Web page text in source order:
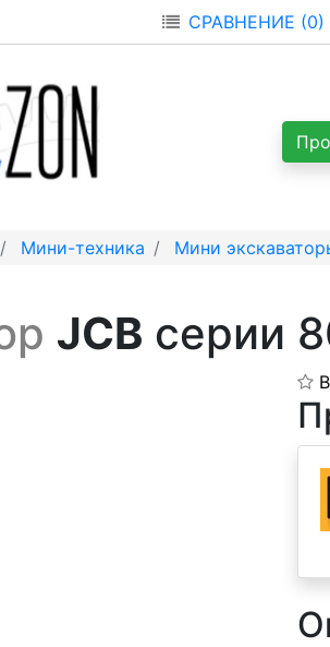
СРАВНЕНИЕ (0)
Мини-техника Мини
JCB серии